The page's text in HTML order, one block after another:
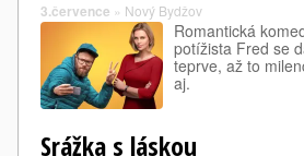
3.července » Nový Bydžov
Romantická
potížista Fred se
teprve, až to
aj.
Srážka s láskou